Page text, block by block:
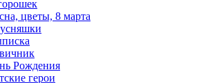
цветы, 8 марта
Рождения
герои